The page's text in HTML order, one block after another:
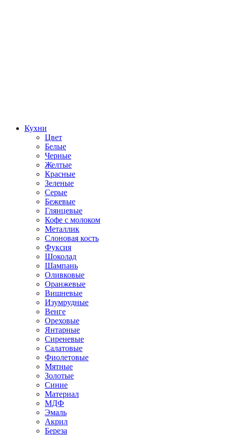
Кухни
Цвет
Белые
Черные
Желтые
Красные
Зеленые
Серые
Бежевые
Глянцевые
Кофе с молоком
Металлик
Слоновая кость
Фуксия
Шоколад
Шампань
Оливковые
Оранжевые
Вишневые
Изумрудные
Венге
Ореховые
Янтарные
Сиреневые
Салатовые
Фиолетовые
Мятные
Золотые
Синие
Материал
МДФ
Эмаль
Акрил
Береза